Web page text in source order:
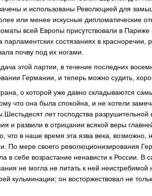
и использованы Революцией для
или менее искусные дипломатические
всей Европы присутствовали в
состязаниях в красноречии,
почву под их ногами.
этой партии, в течение последних
Германии, и теперь можно судить,
о которой уже давно складываются
что она была спокойна, и не хотели
лет господства
и развили в отрицании всякой веры
в наше время эта язва века, возможно,
По мере своего революционизирования
в себе возрастание ненависти к России. В
не могла не питать к ней неистребимой
кульминации; он восторжествовал не